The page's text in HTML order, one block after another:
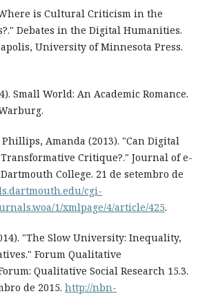
is Cultural Criticism in the
Debates in the Digital Humanities.
University of Minnesota Press.
Small World: An Academic Romance.
Amanda (2013). "Can Digital
Critique?." Journal of e-
College. 21 de setembro de
cgi-
1/xmlpage/4/article/425.
"The Slow University: Inequality,
Forum Qualitative
Qualitative Social Research 15.3.
de 2015. http://nbn-